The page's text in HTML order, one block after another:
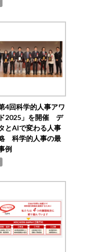
第4回科学的人事アワ
2025」を開催 デ
とAIで変わる人事
科学的人事の最
例